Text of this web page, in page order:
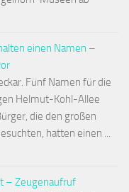
einen Namen –
Fünf Namen für die
Helmut-Kohl-Allee
die den großen
hatten einen ...
– Zeugenaufruf